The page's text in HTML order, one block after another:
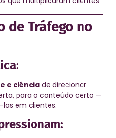
de Tráfego no
e ciência de direcionar
para o conteúdo certo —
em clientes.